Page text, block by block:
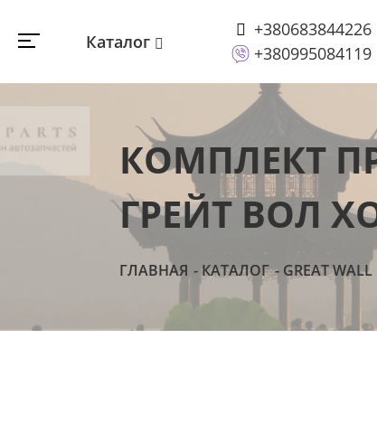
Каталог
+380683844226
+380995084119
КОМПЛЕКТ
ГРЕЙТ ВОЛ
ГЛАВНАЯ КАТАЛОГ GREAT WALL